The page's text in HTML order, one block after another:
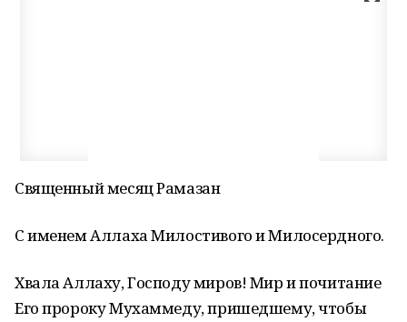
Священный месяц Рамазан
С именем Аллаха Милостивого и Милосердного.
Хвала Аллаху, Господу миров! Мир и почитание
Его пророку Мухаммеду, пришедшему, чтобы